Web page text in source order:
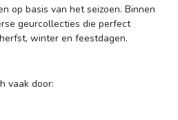
op basis van het seizoen. Binnen
geurcollecties die perfect
winter en feestdagen.
vaak door: